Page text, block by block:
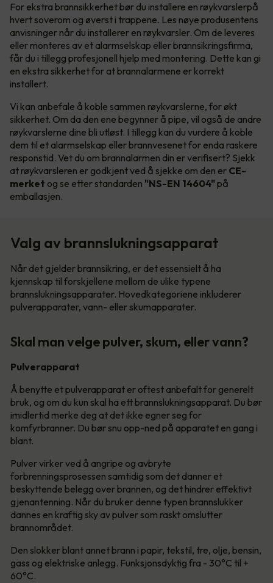
For ekstra brannsikkerhet bør du installere en røykvarslerpå
hvert soverom og øverst i trappene. Les nøye produsentens
anvisninger når du installerer en røykvarsler. Om de leveres
eller monteres av et alarmselskap eller brannsikringsfirma,
får du i tillegg profesjonell hjelp med montering. Dette kan gi
en ekstra sikkerhet for at brannalarmene er korrekt
installert.
Vi kan anbefale å koble sammen røykvarslerne, for økt
sikkerhet. Om da den ene begynner å pipe, vil også de andre
røykvarslerne dine bli utløst. I tillegg kan du vurdere å koble
dem til et alarmselskap eller brannvesenet for enda raskere
responstid. Vet du om brannalarmen din er verifisert? Sjekk
at røykvarsleren er godkjent ved å sjekke om den er CE-
merket og se etter standarden "NS-EN 14604"på
emballasjen.
Valg av brannslukningsapparat
Når det gjelder brannsikring, er det essensielt å ha
kjennskap til forskjellene mellom de ulike typene
brannslukningsapparater. Hovedkategoriene inkluderer
pulverapparater, vann- eller skumapparater.
Skal man velge pulver, skum, eller vann?
Pulverapparat
Å benytte et pulverapparat er oftest anbefalt for generelt
bruk, og om du kun skal ha ett brannslukningsapparat. Du bør
imidlertid merke deg at det ikke egner seg for
komfyrbranner. Du bør snu opp-ned på apparatet en gang i
blant.
Pulver virker ved å angripe og avbryte
forbrenningsprosessen samtidig som det danner et
beskyttende belegg over brannen, og det hindrer effektivt
gjenantenning. Når du bruker denne typen brannslukker
dannes en kraftig sky av pulver som raskt omslutter
brannområdet.
Den slokker blant annet brann i papir, tekstil, tre, olje, bensin,
gass og elektriske anlegg. Funksjonsdyktig fra - 30°C til +
60°C.